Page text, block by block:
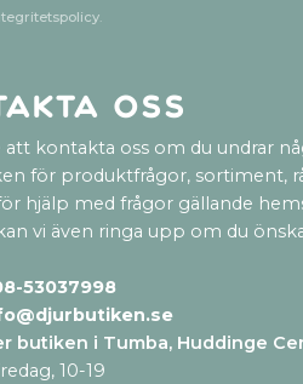
.
oss
att kontakta oss om du undrar
för produktfrågor, sortiment,
hjälp med frågor gällande
vi även ringa upp om du
53037998
butiken i Tumba, Huddinge
10-19